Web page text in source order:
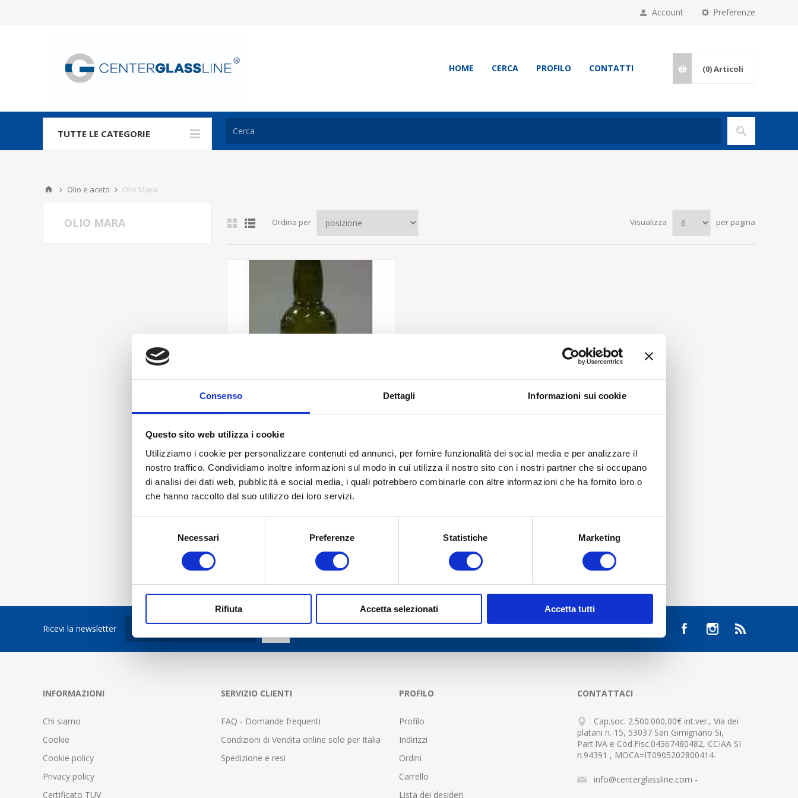
Consenso Dettagli Informazioni sui cookie
Questo sito web utilizza i cookie
Utilizziamo i cookie per personalizzare contenuti ed annunci, per fornire funzionalità dei social media e per analizzare il
nostro traffico. Condividiamo inoltre informazioni sul modo in cui utilizza il nostro sito con i nostri partner che si occupano
di analisi dei dati web, pubblicità e social media, i quali potrebbero combinarle con altre informazioni che ha fornito loro o
che hanno raccolto dal suo utilizzo dei loro servizi.
Necessari Preferenze Statistiche Marketing
Rifiuta Accetta selezionati Accetta tutti
Preferenze
Account
HOME CERCA PROFILO CONTATTI (0)Articoli
TUTTE LE CATEGORIE
Olio e aceto Olio Mara
Ordina per Visualizza per pagina
Olio Mara 500 ml
Contattaci
ACQUISTA
OLIO MARA
Ricevi la newsletter
INFORMAZIONI
Chi siamo
Cookie
Cookie policy
Privacy policy
Certificato TUV
SERVIZIO CLIENTI
FAQ - Domande frequenti
Condizioni di Vendita online solo per Italia
Spedizione e resi
PROFILO
Profilo
Indirizzi
Ordini
Carrello
Lista dei desideri
CONTATTACI
Cap.soc. 2.500.000,00€ int.ver., Via dei
platani n. 15, 53037 San Gimignano Si,
Part.IVA e Cod.Fisc.04367480482, CCIAA SI
n.94391 , MOCA=IT0905202800414-
info@centerglassline.com -